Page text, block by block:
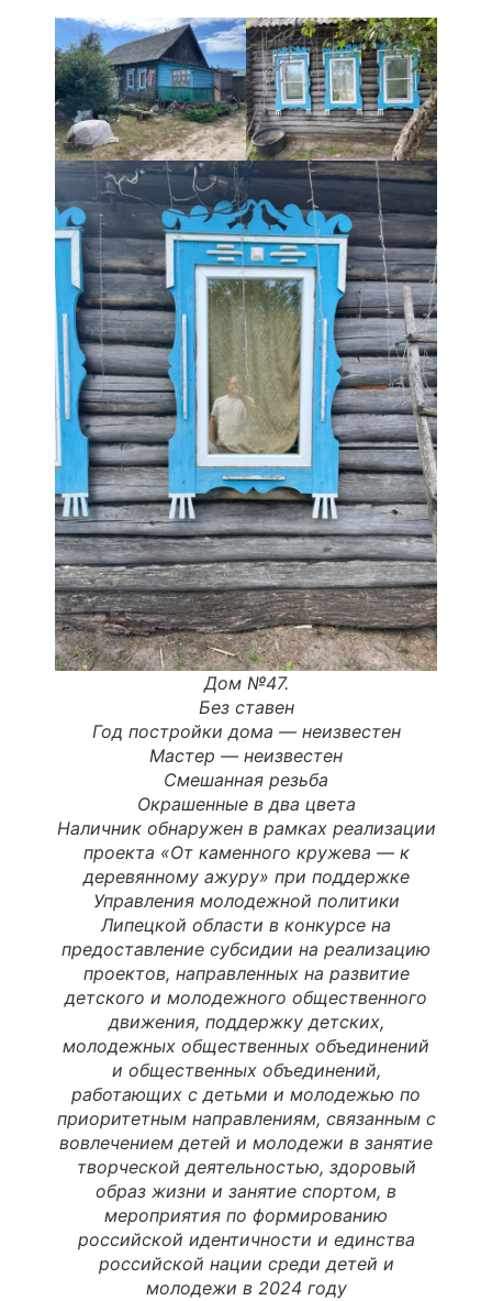
Дом №47.
Без ставен
Год постройки дома — неизвестен
Мастер — неизвестен
Смешанная резьба
Окрашенные в два цвета
Наличник обнаружен в рамках реализации
проекта «От каменного кружева — к
деревянному ажуру» при поддержке
Управления молодежной политики
Липецкой области в конкурсе на
предоставление субсидии на реализацию
проектов, направленных на развитие
детского и молодежного общественного
движения, поддержку детских,
молодежных общественных объединений
и общественных объединений,
работающих с детьми и молодежью по
приоритетным направлениям, связанным с
вовлечением детей и молодежи в занятие
творческой деятельностью, здоровый
образ жизни и занятие спортом, в
мероприятия по формированию
российской идентичности и единства
российской нации среди детей и
молодежи в 2024 году